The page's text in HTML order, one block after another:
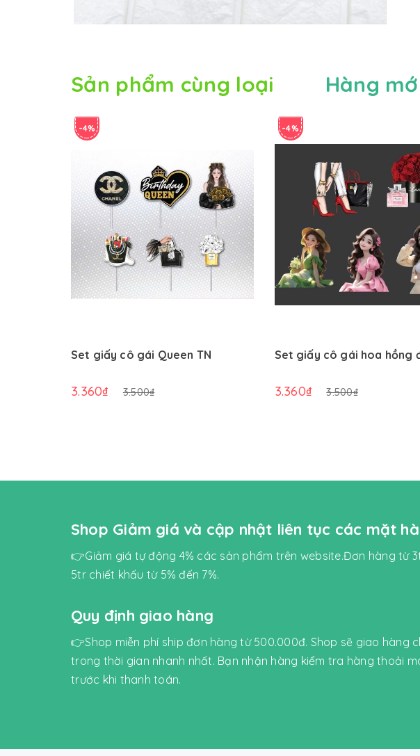
Sản phẩm cùng loại Hàng
-4%
Set giấy cô gái Queen TN
3.360₫ 3.500₫
-4%
Set giấy cô gái hoa hồng
3.360₫ 3.500₫
Shop Giảm giá và cập nhật liên tục các mặt
👉Giảm giá tự động 4% các sản phẩm trên website.Đơn hàng từ
5tr chiết khấu từ 5% đến 7%.
Quy định giao hàng
👉Shop miễn phí ship đơn hàng từ 500.000đ. Shop sẽ giao hàng
trong thời gian nhanh nhất. Bạn nhận hàng kiểm tra hàng thoải
trước khi thanh toán.